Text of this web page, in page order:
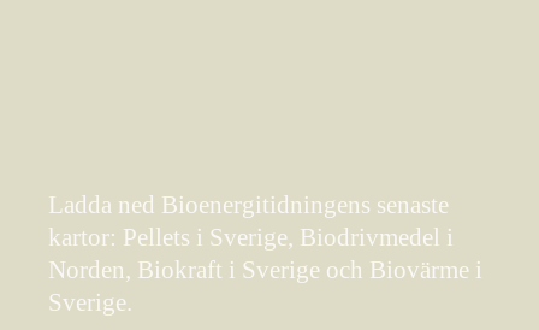
Ladda ned Bioenergitidningens senaste
kartor: Pellets i Sverige, Biodrivmedel i
Norden, Biokraft i Sverige och Biovärme i
Sverige.